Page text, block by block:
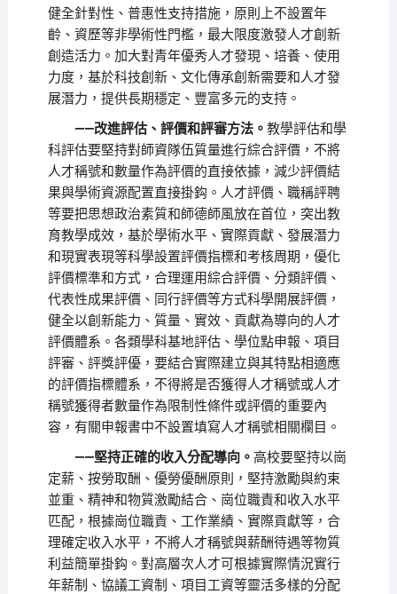
健全針對性、普惠性支持措施，原則上不設置年
齡、資歷等非學術性門檻，最大限度激發人才創新
創造活力。加大對青年優秀人才發現、培養、使用
力度，基於科技創新、文化傳承創新需要和人才發
展潛力，提供長期穩定、豐富多元的支持。
——改進評估、評價和評審方法。 教學評估和學
科評估要堅持對師資隊伍質量進行綜合評價，不將
人才稱號和數量作為評價的直接依據，減少評價結
果與學術資源配置直接掛鈎。人才評價、職稱評聘
等要把思想政治素質和師德師風放在首位，突出教
育教學成效，基於學術水平、實際貢獻、發展潛力
和現實表現等科學設置評價指標和考核周期，優化
評價標準和方式，合理運用綜合評價、分類評價、
代表性成果評價、同行評價等方式科學開展評價，
健全以創新能力、質量、實效、貢獻為導向的人才
評價體系。各類學科基地評估、學位點申報、項目
評審、評獎評優，要結合實際建立與其特點相適應
的評價指標體系，不得將是否獲得人才稱號或人才
稱號獲得者數量作為限制性條件或評價的重要內
容，有關申報書中不設置填寫人才稱號相關欄目。
——堅持正確的收入分配導向。 高校要堅持以崗
定薪、按勞取酬、優勞優酬原則，堅持激勵與約束
並重、精神和物質激勵結合、崗位職責和收入水平
匹配，根據崗位職責、工作業績、實際貢獻等，合
理確定收入水平，不將人才稱號與薪酬待遇等物質
利益簡單掛鈎。對高層次人才可根據實際情況實行
年薪制、協議工資制、項目工資等靈活多樣的分配